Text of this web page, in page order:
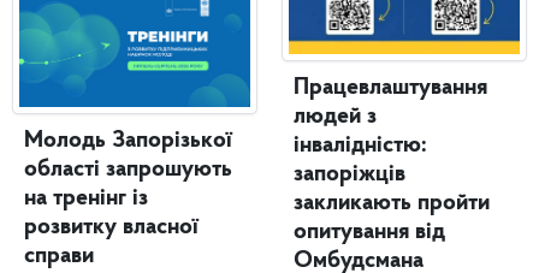
Молодь Запорізької
області запрошують
на тренінг із
розвитку власної
справи
Працевлаштування
людей з
інвалідністю:
запоріжців
закликають пройти
опитування від
Омбудсмана